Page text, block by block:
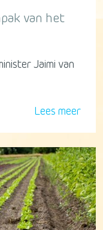
van het
Jaimi van
Lees meer